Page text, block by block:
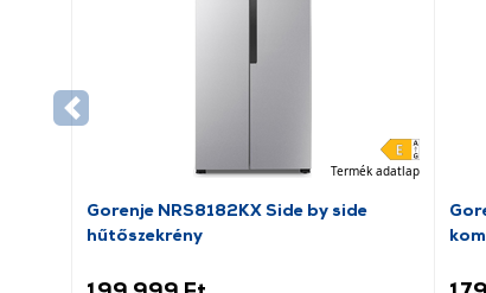
Termék adatlap
Gorenje NRS8182KX Side by side
hűtőszekrény